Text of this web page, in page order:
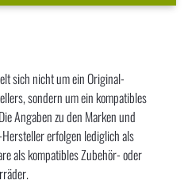
sich nicht um ein Original-
sondern um ein kompatibles
Angaben zu den Marken und
erfolgen lediglich als
als kompatibles Zubehör- oder